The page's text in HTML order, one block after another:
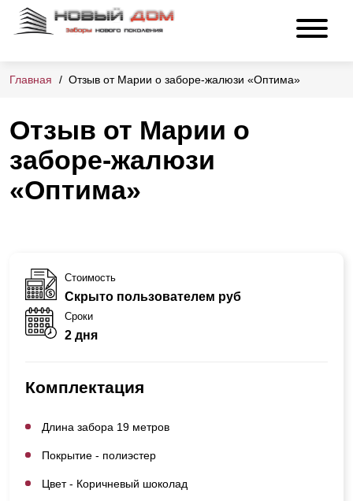
Главная Отзыв от Марии о заборе-жалюзи «Оптима»
Отзыв от Марии о
заборе-жалюзи
«Оптима»
Стоимость
Скрыто пользователем руб
Сроки
2 дня
Комплектация
Длина забора 19 метров
Покрытие - полиэстер
Цвет - Коричневый шоколад